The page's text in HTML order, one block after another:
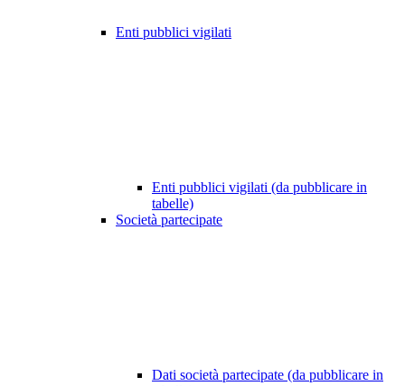
Enti pubblici vigilati
Enti pubblici vigilati (da pubblicare in
tabelle)
Società partecipate
Dati società partecipate (da pubblicare in